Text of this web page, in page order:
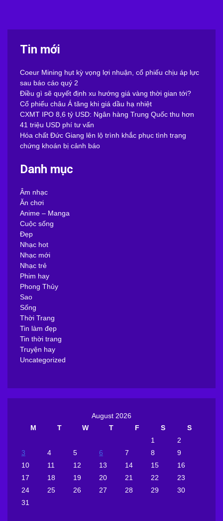
Tin mới
Coeur Mining hụt kỳ vọng lợi nhuận, cổ phiếu chịu áp lực
sau báo cáo quý 2
Điều gì sẽ quyết định xu hướng giá vàng thời gian tới?
Cổ phiếu châu Á tăng khi giá dầu hạ nhiệt
CXMT IPO 8,6 tỷ USD: Ngân hàng Trung Quốc thu hơn
41 triệu USD phí tư vấn
Hóa chất Đức Giang lên lộ trình khắc phục tình trạng
chứng khoán bị cảnh báo
Danh mục
Âm nhạc
Ăn chơi
Anime – Manga
Cuộc sống
Đẹp
Nhạc hot
Nhạc mới
Nhạc trẻ
Phim hay
Phong Thủy
Sao
Sống
Thời Trang
Tin làm đẹp
Tin thời trang
Truyện hay
Uncategorized
August 2026
M
T W T F S
S
1
2
3
4 5 6 7 8
9
10
11 12 13 14 15
16
17
18 19 20 21 22
23
24
25 26 27 28 29
30
31